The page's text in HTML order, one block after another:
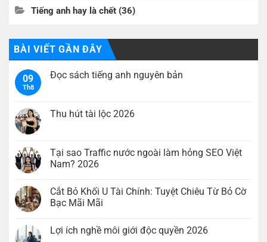
Tiếng anh hay là chết (36)
BÀI VIẾT GẦN ĐÂY
09
Th8
Đọc sách tiếng anh nguyên bản
luận
ở
anh
nguyên
bản
Thu hút tài lộc 2026
luận
ở
Thu
lộc
2026
Tại sao Traffic nước ngoài làm hỏng SEO Việt
Nam? 2026
bình
luận
ở
Traffic
Cắt Bỏ Khối U Tài Chính: Tuyệt Chiêu Từ Bỏ Cờ
Bạc Mãi Mãi
bình
Lợi ích nghề môi giới độc quyền 2026